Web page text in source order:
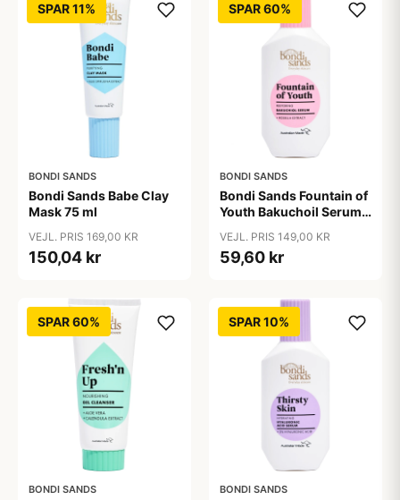
SPAR 11%
BONDI SANDS
Bondi Sands Babe Clay
Mask 75 ml
VEJL. PRIS 169,00 KR
150,04 kr
SPAR 60%
BONDI SANDS
Bondi Sands Fountain of
Youth Bakuchoil Serum
VEJL. PRIS 149,00 KR
59,60 kr
SPAR 60%
BONDI SANDS
SPAR 10%
BONDI SANDS